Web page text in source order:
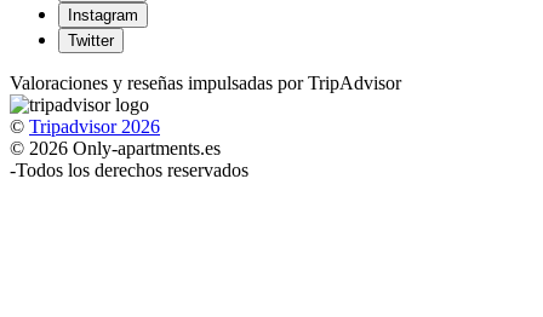
Instagram
Twitter
Valoraciones y reseñas impulsadas por TripAdvisor
© Tripadvisor 2026
© 2026 Only-apartments.es
-Todos los derechos reservados